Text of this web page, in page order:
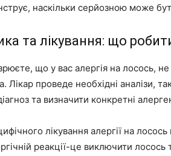
наскільки серйозною може
та лікування: що
що у вас алергія на лосось,
Лікар проведе необхідні аналізи,
та визначити конкретні
лікування алергії на
реакції-це виключити лосось